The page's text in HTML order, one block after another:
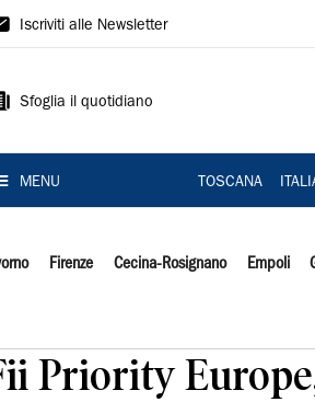
Iscriviti alle Newsletter
Sfoglia il quotidiano
MENU TOSCANA
Firenze Cecina-Rosignano Empoli
Priority